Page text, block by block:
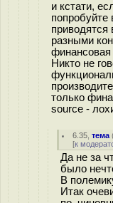
и кстати,
попробуйте
приводятся
разными
финансовая
Никто не
только
source -
6.35 ,тема
[к
Да не за
было
В
Итак